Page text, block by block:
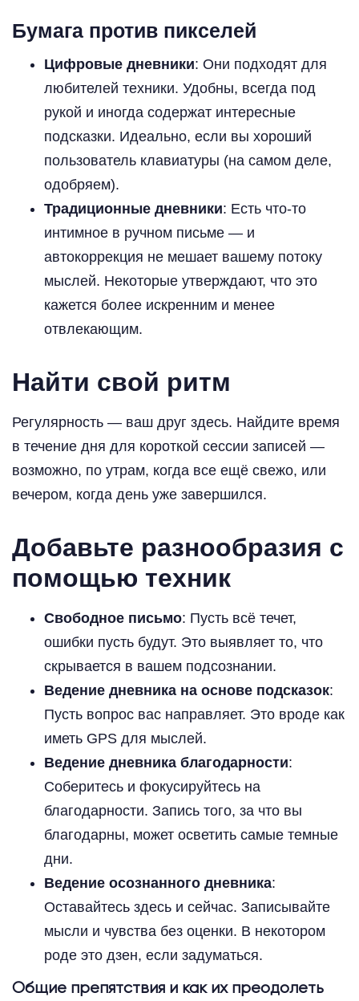
Бумага против пикселей
Цифровые дневники: Они подходят для
любителей техники. Удобны, всегда под
рукой и иногда содержат интересные
подсказки. Идеально, если вы хороший
пользователь клавиатуры (на самом деле,
одобряем).
Традиционные дневники: Есть что-то
интимное в ручном письме — и
автокоррекция не мешает вашему потоку
мыслей. Некоторые утверждают, что это
кажется более искренним и менее
отвлекающим.
Найти свой ритм
Регулярность — ваш друг здесь. Найдите время
в течение дня для короткой сессии записей —
возможно, по утрам, когда все ещё свежо, или
вечером, когда день уже завершился.
Добавьте разнообразия с
помощью техник
Свободное письмо: Пусть всё течет,
ошибки пусть будут. Это выявляет то, что
скрывается в вашем подсознании.
Ведение дневника на основе подсказок:
Пусть вопрос вас направляет. Это вроде как
иметь GPS для мыслей.
Ведение дневника благодарности:
Соберитесь и фокусируйтесь на
благодарности. Запись того, за что вы
благодарны, может осветить самые темные
дни.
Ведение осознанного дневника:
Оставайтесь здесь и сейчас. Записывайте
мысли и чувства без оценки. В некотором
роде это дзен, если задуматься.
Общие препятствия и как их преодолеть